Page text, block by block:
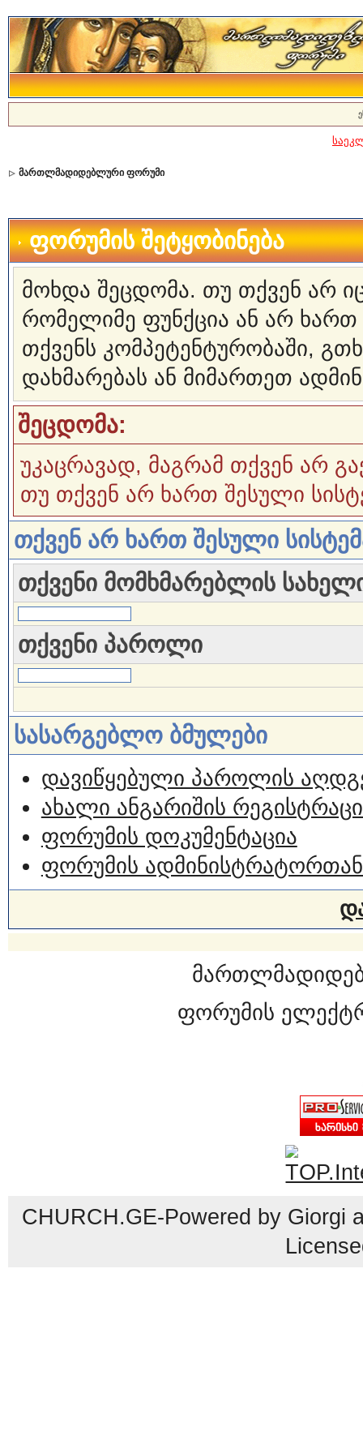
მართლმადიდებლური ფორუმი
ფორუმის შეტყობინება
მოხდა შეცდომა. თუ თქვენ არ
რომელიმე ფუნქცია ან არ ხართ
თქვენს კომპეტენტურობაში,
დახმარებას ან მიმართეთ
შეცდომა:
უკაცრავად, მაგრამ თქვენ არ
თუ თქვენ არ ხართ შესული
თქვენ არ ხართ შესული
თქვენი მომხმარებლის
თქვენი პაროლი
სასარგებლო ბმულები
დავიწყებული პაროლის
ახალი ანგარიშის
ფორუმის დოკუმენტაცია
ფორუმის ადმინისტრატორთან
ფორუმის
CHURCH.GE-Powered by Giorgi